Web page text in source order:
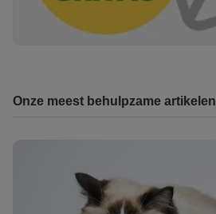
Onze meest behulpzame artikelen